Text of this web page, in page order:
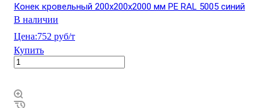
Конек кровельный 200х200х2000 мм PE RAL 5005 синий
В наличии
Цена:752 руб/т
Купить